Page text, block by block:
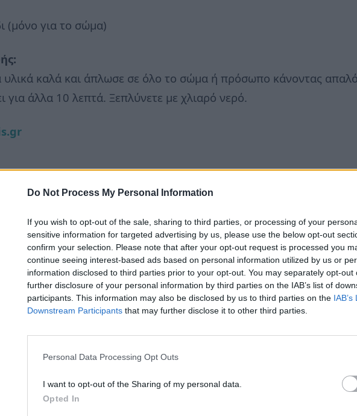
Do Not Process My Personal Information
If you wish to opt-out of the sale, sharing to third parties, or processing of your
sensitive information for targeted advertising by us, please use the below opt-out
confirm your selection. Please note that after your opt-out request is processed you
continue seeing interest-based ads based on personal information utilized by us or
information disclosed to third parties prior to your opt-out. You may separately opt-out
further disclosure of your personal information by third parties on the IAB’s list of
participants. This information may also be disclosed by us to third parties on the IAB’s
Downstream Participants that may further disclose it to other third parties.
Personal Data Processing Opt Outs
I want to opt-out of the Sharing of my personal data.
Opted In
(μόνο για το σώμα)
υλικά καλά και άπλωσε σε όλο το σώμα ή πρόσωπο κάνοντας
για άλλα 10 λεπτά. Ξεπλύνετε με χλιαρό νερό.